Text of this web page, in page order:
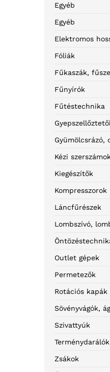
Egyéb
Egyéb
Elektromos
Fóliák
Fűkaszák,
Fűnyírók
Fűtéstechnika
Gyümölcsrázó,
Kézi
Kiegészítők
Kompresszorok
Láncfűrészek
Lombszívó,
Outlet gépek
Permetezők
Rotációs kapák
Sövényvágók,
Szivattyúk
Terménydarálók
Zsákok